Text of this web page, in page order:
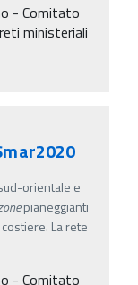
- Comitato
ministeriali
orientale e
pianeggianti
La rete
- Comitato